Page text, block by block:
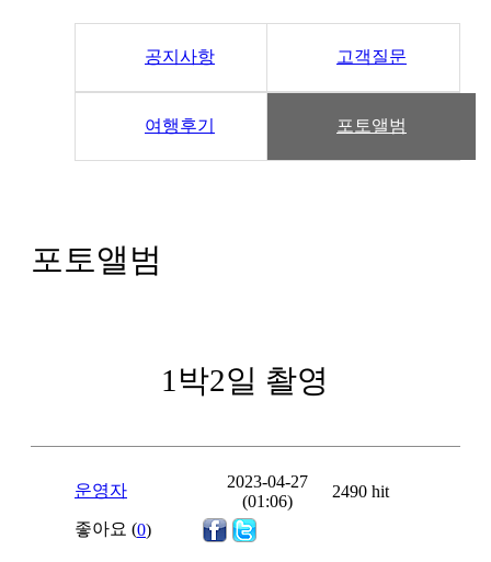
공지사항 고객질문
여행후기 포토앨범
포토앨범
1박2일 촬영
운영자
2023-04-27
(01:06)
2490 hit
좋아요 (0)